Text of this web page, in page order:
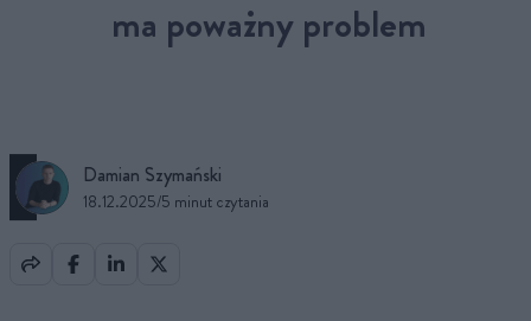
ma poważny problem
Damian Szymański
18.12.2025/5 minut czytania